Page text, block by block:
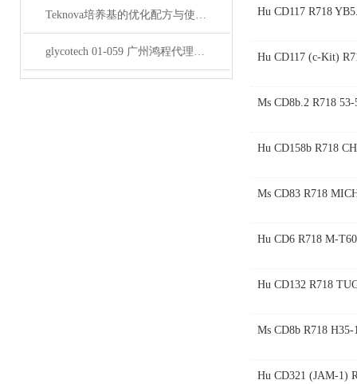
Teknova培养基的优化配方与使用技巧
glycotech 01-059 广州鸿程代理：开启糖生物学研究新征程
Hu CD117 R718
Hu CD117 (c-Kit)
Ms CD8b.2 R718 53-
Hu CD158b R718
Ms CD83 R718
Hu CD6 R718 M-
Hu CD132 R718
Ms CD8b R718 H35-
Hu CD321 (JAM-1)